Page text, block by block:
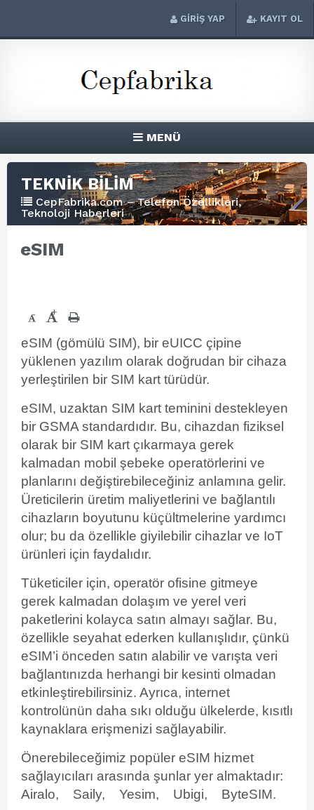
GİRİŞ YAP KAYIT OL
MENÜ
TEKNİK BİLİM
CepFabrika.com – Telefon Özellikleri,
Teknoloji Haberleri
eSIM
- +
eSIM (gömülü SIM), bir eUICC çipine
yüklenen yazılım olarak doğrudan bir cihaza
yerleştirilen bir SIM kart türüdür.
eSIM, uzaktan SIM kart teminini destekleyen
bir GSMA standardıdır. Bu, cihazdan fiziksel
olarak bir SIM kart çıkarmaya gerek
kalmadan mobil şebeke operatörlerini ve
planlarını değiştirebileceğiniz anlamına gelir.
Üreticilerin üretim maliyetlerini ve bağlantılı
cihazların boyutunu küçültmelerine yardımcı
olur; bu da özellikle giyilebilir cihazlar ve IoT
ürünleri için faydalıdır.
Tüketiciler için, operatör ofisine gitmeye
gerek kalmadan dolaşım ve yerel veri
paketlerini kolayca satın almayı sağlar. Bu,
özellikle seyahat ederken kullanışlıdır, çünkü
eSIM’i önceden satın alabilir ve varışta veri
bağlantınızda herhangi bir kesinti olmadan
etkinleştirebilirsiniz. Ayrıca, internet
kontrolünün daha sıkı olduğu ülkelerde, kısıtlı
kaynaklara erişmenizi sağlayabilir.
Önerebileceğimiz popüler eSIM hizmet
sağlayıcıları arasında şunlar yer almaktadır:
Airalo,
Saily, Yesim, Ubigi,
ByteSIM.